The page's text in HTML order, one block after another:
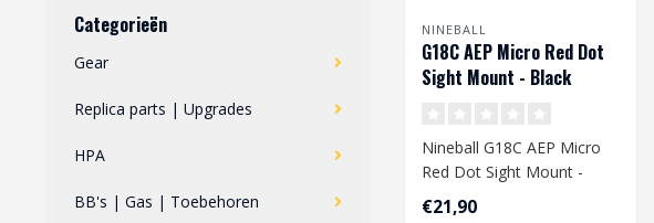
Categorieën
Gear
Replica parts | Upgrades
HPA
BB's | Gas | Toebehoren
NINEBALL
G18C AEP Micro Red Dot
Sight Mount - Black
Nineball G18C AEP Micro
Red Dot Sight Mount -
Black
€21,90